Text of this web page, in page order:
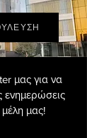
μας για να
ενημερώσεις
μας!